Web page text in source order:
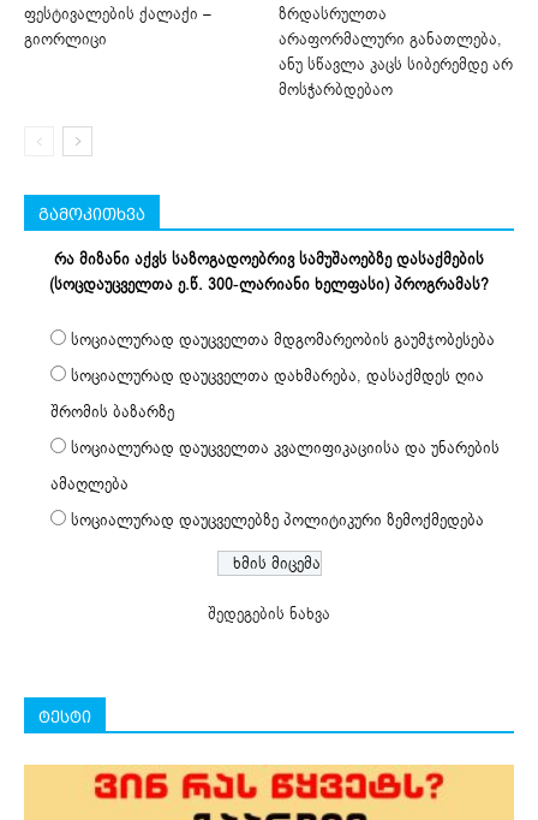
ფესტივალების ქალაქი –
გიორლიცი
ზრდასრულთა
არაფორმალური განათლება,
ანუ სწავლა კაცს სიბერემდე არ
მოსჭარბდებაო
გამოკითხვა
რა მიზანი აქვს საზოგადოებრივ სამუშაოებზე დასაქმების
(სოცდაუცველთა ე.წ. 300-ლარიანი ხელფასი) პროგრამას?
სოციალურად დაუცველთა მდგომარეობის გაუმჯობესება
სოციალურად დაუცველთა დახმარება, დასაქმდეს ღია
შრომის ბაზარზე
სოციალურად დაუცველთა კვალიფიკაციისა და უნარების
ამაღლება
სოციალურად დაუცველებზე პოლიტიკური ზემოქმედება
შედეგების ნახვა
ტესტი